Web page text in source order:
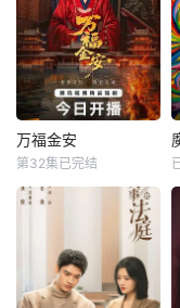
从民间寻找热心公
正、敢于直言的“老
娘舅”，凭借其最质
朴、真实的市井语
言，为老百姓调解
纠纷化解矛盾。通
过一个个最真实、
万福金安
吴曼思
皇后顾清遭害葬身
火海，魂穿为尚衣
局婢女凤卿。为护
妹妹顾婉、查找真
万福金安
第32集已完结